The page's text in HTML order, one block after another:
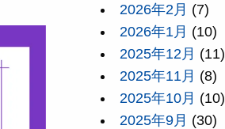
2026年2月 (7)
2026年1月 (10)
2025年12月 (11)
2025年11月 (8)
2025年10月 (10)
2025年9月 (30)